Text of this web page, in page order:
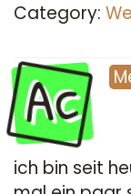
Category:
Ac
ich bin seit